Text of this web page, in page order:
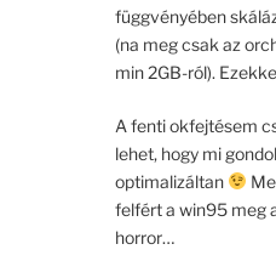
függvényében
(na meg csak az
min 2GB-ról).
A fenti okfejtésem
lehet, hogy mi
optimalizáltan
felfért a win95 meg
horror…